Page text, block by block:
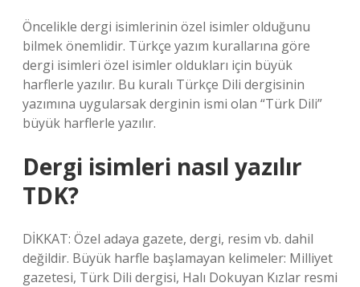
Öncelikle dergi isimlerinin özel isimler olduğunu
bilmek önemlidir. Türkçe yazım kurallarına göre
dergi isimleri özel isimler oldukları için büyük
harflerle yazılır. Bu kuralı Türkçe Dili dergisinin
yazımına uygularsak derginin ismi olan “Türk Dili”
büyük harflerle yazılır.
Dergi isimleri nasıl yazılır
TDK?
DİKKAT: Özel adaya gazete, dergi, resim vb. dahil
değildir. Büyük harfle başlamayan kelimeler: Milliyet
gazetesi, Türk Dili dergisi, Halı Dokuyan Kızlar resmi